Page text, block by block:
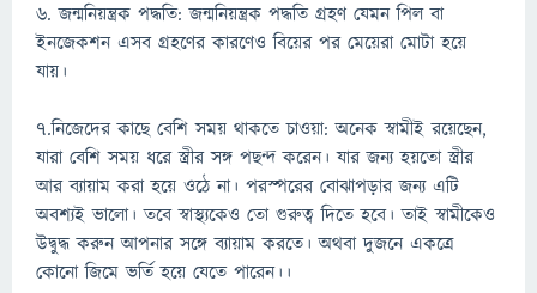
৬. জন্মনিয়ন্ত্রক পদ্ধতি: জন্মনিয়ন্ত্রক পদ্ধতি গ্রহণ যেমন পিল বা
ইনজেকশন এসব গ্রহণের কারণেও বিয়ের পর মেয়েরা মোটা হয়ে
যায়।
৭.নিজেদের কাছে বেশি সময় থাকতে চাওয়া: অনেক স্বামীই রয়েছেন,
যারা বেশি সময় ধরে স্ত্রীর সঙ্গ পছন্দ করেন। যার জন্য হয়তো স্ত্রীর
আর ব্যায়াম করা হয়ে ওঠে না। পরস্পরের বোঝাপড়ার জন্য এটি
অবশ্যই ভালো। তবে স্বাস্থ্যকেও তো গুরুত্ব দিতে হবে। তাই স্বামীকেও
উদ্বুদ্ধ করুন আপনার সঙ্গে ব্যায়াম করতে। অথবা দুজনে একত্রে
কোনো জিমে ভর্তি হয়ে যেতে পারেন।।